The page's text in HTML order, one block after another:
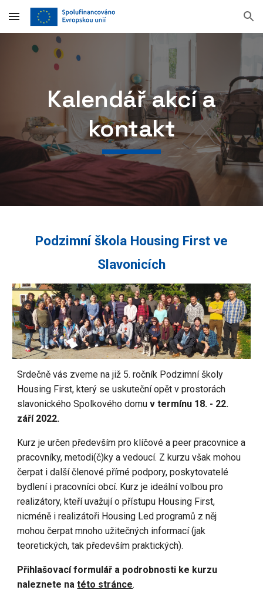
Skip to main content Skip to navigation
Kalendář akcí a
kontakt
Podzimní škola Housing First ve
Slavonicích
Srdečně vás zveme na již 5. ročník Podzimní školy
Housing First, který se uskuteční opět v prostorách
slavonického Spolkového domuv termínu 18. - 22.
září 2022.
Kurz je určen především pro klíčové a peer pracovnice a
pracovníky, metodi(č)ky a vedoucí. Z kurzu však mohou
čerpat i další členové přímé podpory, poskytovatelé
bydlení i pracovníci obcí. Kurz je ideální volbou pro
realizátory, kteří uvažují o přístupu Housing First,
nicméně i realizátoři Housing Led programů z něj
mohou čerpat mnoho užitečných informací (jak
teoretických, tak především praktických).
Přihlašovací formulář a podrobnosti ke kurzu
naleznete natéto stránce.